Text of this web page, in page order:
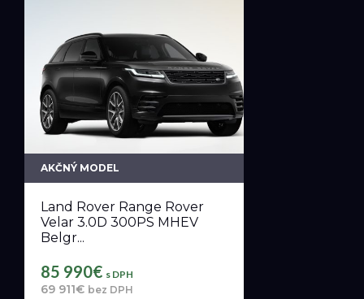
AKČNÝ MODEL
Land Rover Range Rover
Velar 3.0D 300PS MHEV
Belgr...
85 990€ s DPH
69 911€ bez DPH